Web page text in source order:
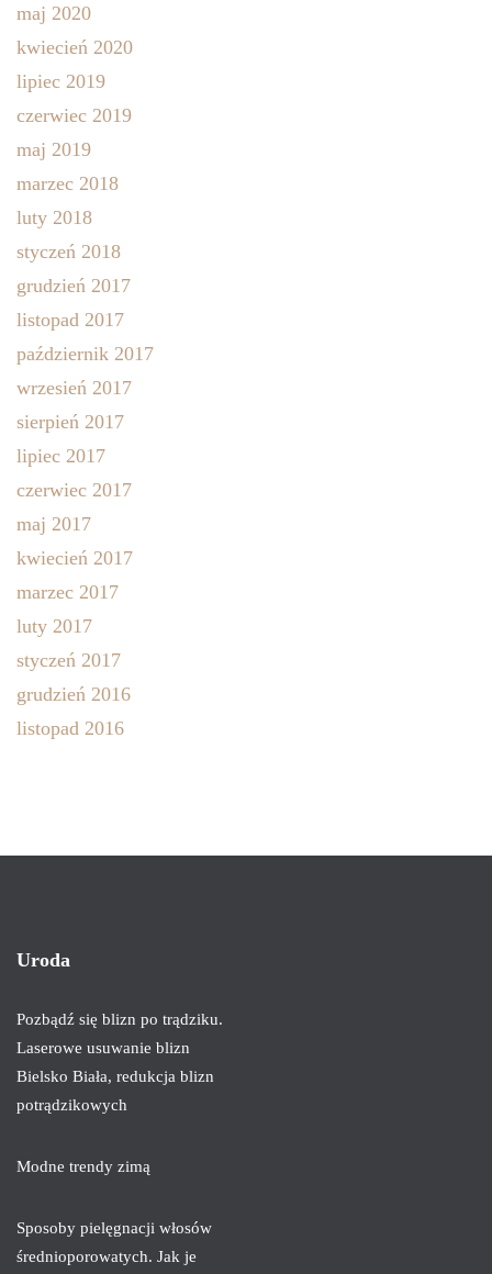
maj 2020
kwiecień 2020
lipiec 2019
czerwiec 2019
maj 2019
marzec 2018
luty 2018
styczeń 2018
grudzień 2017
listopad 2017
październik 2017
wrzesień 2017
sierpień 2017
lipiec 2017
czerwiec 2017
maj 2017
kwiecień 2017
marzec 2017
luty 2017
styczeń 2017
grudzień 2016
listopad 2016
Uroda
Pozbądź się blizn po trądziku.
Laserowe usuwanie blizn
Bielsko Biała, redukcja blizn
potrądzikowych
Modne trendy zimą
Sposoby pielęgnacji włosów
średnioporowatych. Jak je